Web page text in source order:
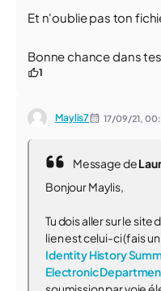
Et n'oublie pas ton
Bonne chance dans
1
Maylis7 17/09/21,
Message de
Bonjour Maylis,
Tu dois aller sur le site
lien est celui-ci (fais
Identity History
Electronic